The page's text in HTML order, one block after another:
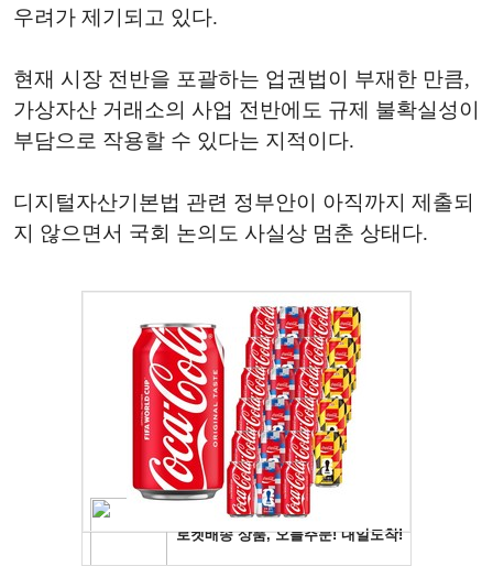
우려가 제기되고 있다.
현재 시장 전반을 포괄하는 업권법이 부재한 만큼,
가상자산 거래소의 사업 전반에도 규제 불확실성이
부담으로 작용할 수 있다는 지적이다.
디지털자산기본법 관련 정부안이 아직까지 제출되
지 않으면서 국회 논의도 사실상 멈춘 상태다.